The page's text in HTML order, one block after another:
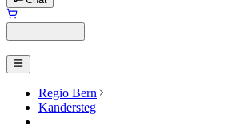
Regio Bern
Kandersteg